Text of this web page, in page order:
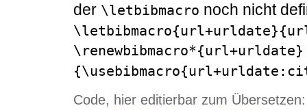
der \letbibmacro noch nicht
\renewbibmacro*{url+urldate}
Code, hier editierbar zum Übersetzen: